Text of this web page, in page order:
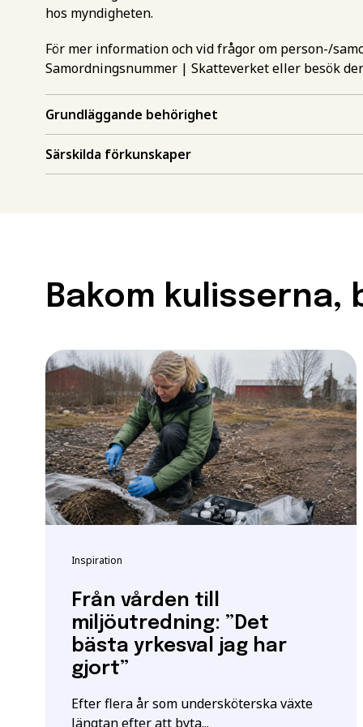
hos myndigheten.
För mer information och vid frågor om person-/
Samordningsnummer | Skatteverketeller besök
Grundläggande behörighet
Särskilda förkunskaper
Bakom
Inspiration
Från vården till
miljöutredning: ”Det
bästa yrkesval jag har
gjort”
Efter flera år som undersköterska växte
längtan efter att byta...
Gör en
mer
Förnamn
Efternamn*
E-post*
*Observera att detta inte
Jag ger
utbildningen
För att kunna söka till
utbildningar kan också
Vänligen notera: För
yrkeshögskolan krävs
att vi registrerar
För mer information
Samordningsnummer |
Grundläggande